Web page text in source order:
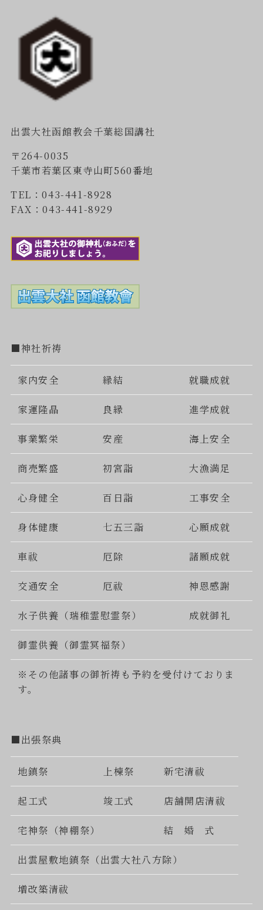
出雲大社函館教会千葉総国講社
〒264-0035
千葉市若葉区東寺山町560番地
TEL：043-441-8928
FAX：043-441-8929
■神社祈祷
家内安全 縁結 就職成就
家運隆晶 良縁 進学成就
事業繁栄 安産 海上安全
商売繁盛 初宮詣 大漁満足
心身健全 百日詣 工事安全
身体健康 七五三詣 心願成就
車祓 厄除 諸願成就
交通安全 厄祓 神恩感謝
水子供養（瑞稚霊慰霊祭） 成就御礼
御霊供養（御霊冥福祭）
※その他諸事の御祈祷も予約を受付けておりま
す。
■出張祭典
地鎮祭 上棟祭 新宅清祓
起工式 竣工式 店舗開店清祓
宅神祭（神棚祭） 結 婚 式
出雲屋敷地鎮祭（出雲大社八方除）
増改築清祓